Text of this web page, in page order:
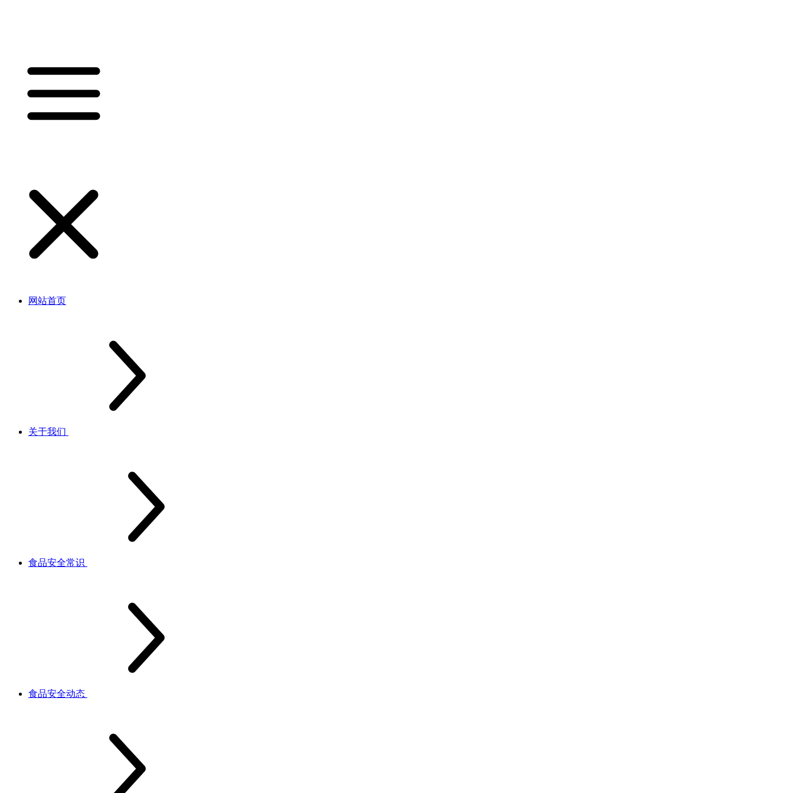
网站首页
关于我们
食品安全常识
食品安全动态